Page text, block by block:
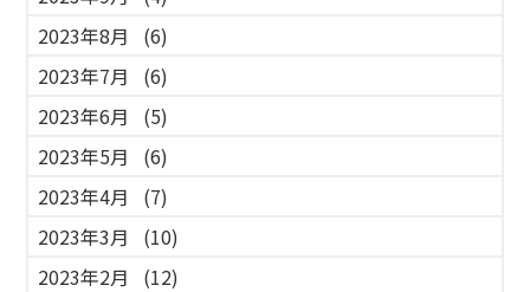
2023年8月
(6)
2023年7月
(6)
2023年6月
(5)
2023年5月
(6)
2023年4月
(7)
2023年3月
(10)
2023年2月
(12)